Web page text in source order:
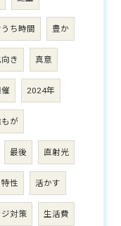
うち時間 豊か
き 真意
催 2024年
が
最後 直射光
特性 活かす
ジ対策 生活費